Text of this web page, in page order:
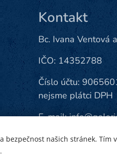
Kontakt
Bc. Ivana Ventová
IČO: 14352788
Číslo účtu:
nejsme plátci DPH
E-mail:
Tel.:+420 608 218
bezpečnost našich stránek. Tím